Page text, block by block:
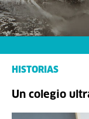
HISTORIAS
Un colegio